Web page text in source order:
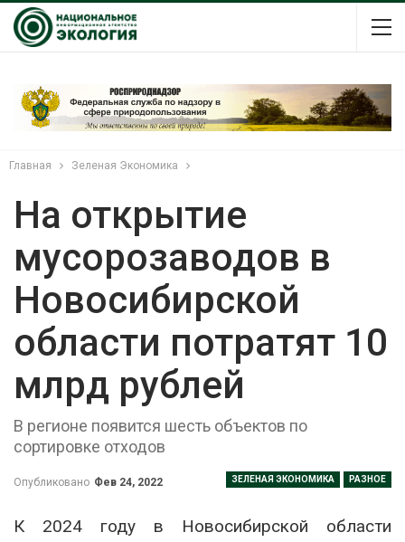
Главная Зеленая Экономика
На открытие
мусорозаводов в
Новосибирской
области потратят 10
млрд рублей
В регионе появится шесть объектов по
сортировке отходов
ЗЕЛЕНАЯ ЭКОНОМИКА РАЗНОЕ
Опубликовано Фев 24, 2022
К 2024 году в Новосибирской области